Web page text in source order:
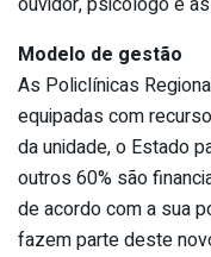
Modelo de gestão
As Policlínicas
equipadas com
da unidade, o Estado
outros 60% são
de acordo com a sua
fazem parte deste